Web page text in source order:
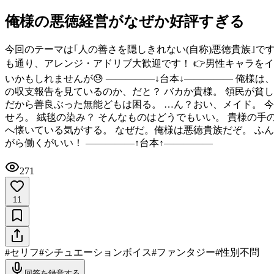
俺様の悪徳経営がなぜか好評すぎる
今回のテーマは｢人の善さを隠しきれない(自称)悪徳貴族｣
も通り、アレンジ・アドリブ大歓迎です！ 👉男性キャラを
いかもしれませんが😓 ―――――↓台本↓――――― 俺様は、こ
の収支報告を見ているのか、だと？ バカか貴様。 領民が貧
だから善良ぶった無能どもは困る。 …ん？おい、メイド。
せろ。 絨毯の染み？ そんなものはどうでもいい。 貴様の
へ懐いている気がする。 なぜだ。俺様は悪徳貴族だぞ。 ふ
がら働くがいい！ ―――――↑台本↑―――――
271
11
#セリフ#シチュエーションボイス#ファンタジー#性別不問